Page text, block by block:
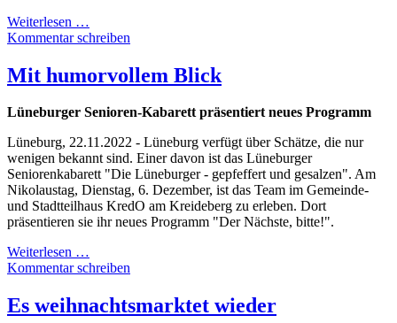
Weiterlesen …
Kommentar schreiben
Mit humorvollem Blick
Lüneburger Senioren-Kabarett präsentiert neues Programm
Lüneburg, 22.11.2022 - Lüneburg verfügt über Schätze, die nur
wenigen bekannt sind. Einer davon ist das Lüneburger
Seniorenkabarett "Die Lüneburger - gepfeffert und gesalzen". Am
Nikolaustag, Dienstag, 6. Dezember, ist das Team im Gemeinde-
und Stadtteilhaus KredO am Kreideberg zu erleben. Dort
präsentieren sie ihr neues Programm "Der Nächste, bitte!".
Weiterlesen …
Kommentar schreiben
Es weihnachtsmarktet wieder